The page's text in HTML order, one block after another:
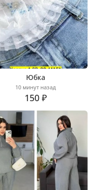
Юбка
10 минут назад
150 ₽